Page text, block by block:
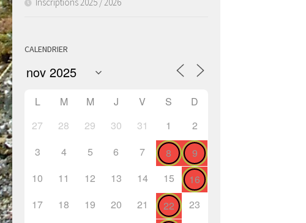
CALENDRIER
L M M J V S
D
27
28 29 30 31 1
2
3
4 5 6 7 8
9
10
11 12 13 14 15
16
17
18 19 20 21 22 23